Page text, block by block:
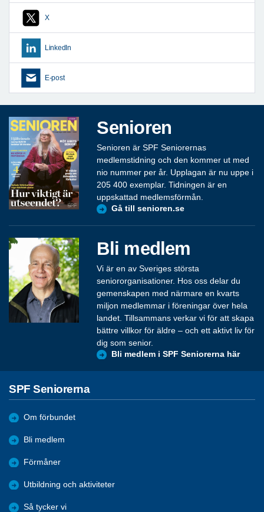
X
LinkedIn
E-post
Senioren
Senioren är SPF Seniorernas
medlemstidning och den kommer ut med
nio nummer per år. Upplagan är nu uppe i
205 400 exemplar. Tidningen är en
uppskattad medlemsförmån.
Gå till senioren.se
Bli medlem
Vi är en av Sveriges största
seniororganisationer. Hos oss delar du
gemenskapen med närmare en kvarts
miljon medlemmar i föreningar över hela
landet. Tillsammans verkar vi för att skapa
bättre villkor för äldre – och ett aktivt liv för
dig som senior.
Bli medlem i SPF Seniorerna här
SPF Seniorerna
Om förbundet
Bli medlem
Förmåner
Utbildning och aktiviteter
Så tycker vi